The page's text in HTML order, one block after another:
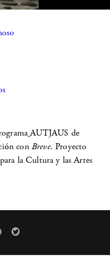
AUTJAUS de
con Breve. Proyecto
la Cultura y las Artes
